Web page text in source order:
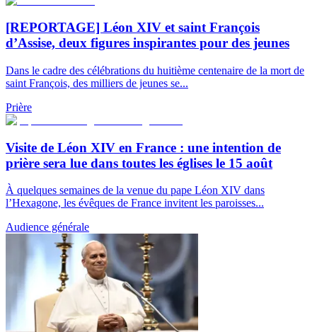
[REPORTAGE] Léon XIV et saint François
d’Assise, deux figures inspirantes pour des jeunes
Dans le cadre des célébrations du huitième centenaire de la mort de
saint François, des milliers de jeunes se...
Prière
Visite de Léon XIV en France : une intention de
prière sera lue dans toutes les églises le 15 août
À quelques semaines de la venue du pape Léon XIV dans
l’Hexagone, les évêques de France invitent les paroisses...
Audience générale